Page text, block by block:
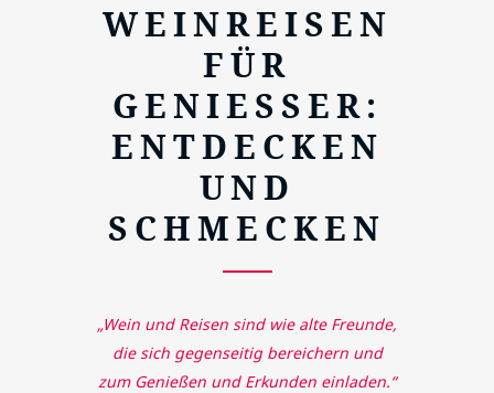
WEINREISEN
FÜR
GENIESSER: E
NTDECKEN U
ND S
CHMECKEN
„Wein und Reisen sind wie alte Freunde,
die sich gegenseitig bereichern und
zum Genießen und Erkunden einladen.“